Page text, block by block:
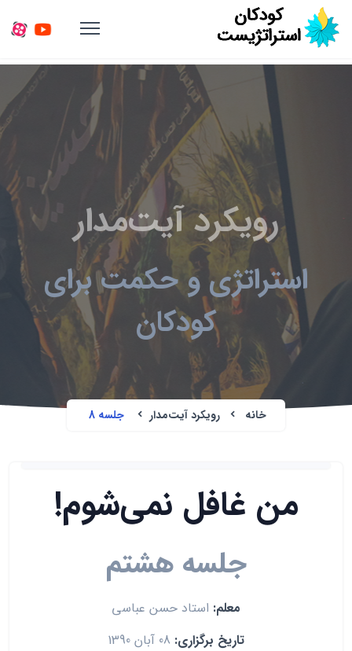
رویکرد آیت‌مدار
استراتژی و حکمت برای
کودکان
خانه رویکرد آیت‌مدار جلسه 8
من غافل نمی‌شوم!
جلسه هشتم
معلم: استاد حسن عباسی
تاریخ برگزاری: 08 آبان 1390